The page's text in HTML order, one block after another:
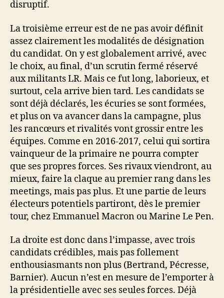
disruptif.
La troisième erreur est de ne pas avoir définit
assez clairement les modalités de désignation
du candidat. On y est globalement arrivé, avec
le choix, au final, d’un scrutin fermé réservé
aux militants LR. Mais ce fut long, laborieux, et
surtout, cela arrive bien tard. Les candidats se
sont déjà déclarés, les écuries se sont formées,
et plus on va avancer dans la campagne, plus
les rancœurs et rivalités vont grossir entre les
équipes. Comme en 2016-2017, celui qui sortira
vainqueur de la primaire ne pourra compter
que ses propres forces. Ses rivaux viendront, au
mieux, faire la claque au premier rang dans les
meetings, mais pas plus. Et une partie de leurs
électeurs potentiels partiront, dès le premier
tour, chez Emmanuel Macron ou Marine Le Pen.
La droite est donc dans l’impasse, avec trois
candidats crédibles, mais pas follement
enthousiasmants non plus (Bertrand, Pécresse,
Barnier). Aucun n’est en mesure de l’emporter à
la présidentielle avec ses seules forces. Déjà